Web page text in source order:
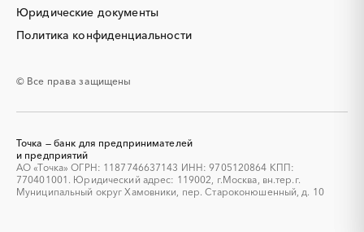
Аренда погрузчика
Аренда спецтехники с
свай
Аудиоролики
Аутсорсинг
Аутсорсинг персонала
Аутстаффинг
Базы данных
Юридические документы
Политика конфиденциальности
© Все права защищены
Точка — банк для предпринимателей
и предприятий
АО «Точка» ОГРН: 1187746637143 ИНН: 9705120864 КПП:
770401001. Юридический адрес: 119002, г.Москва, вн.тер.г.
Муниципальный округ Хамовники, пер. Староконюшенный, д. 10